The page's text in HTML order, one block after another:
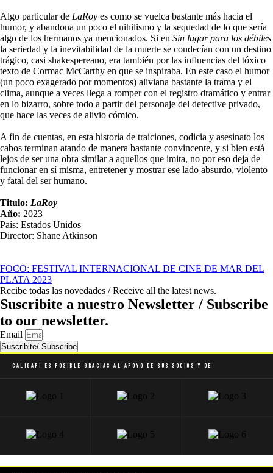
Algo particular de LaRoy es como se vuelca bastante más hacia el
humor, y abandona un poco el nihilismo y la sequedad de lo que sería
algo de los hermanos ya mencionados. Si en Sin lugar para los débiles
la seriedad y la inevitabilidad de la muerte se condecían con un destino
trágico, casi shakespereano, era también por las influencias del tóxico
texto de Cormac McCarthy en que se inspiraba. En este caso el humor
(un poco exagerado por momentos) aliviana bastante la trama y el
clima, aunque a veces llega a romper con el registro dramático y entrar
en lo bizarro, sobre todo a partir del personaje del detective privado,
que hace las veces de alivio cómico.
A fin de cuentas, en esta historia de traiciones, codicia y asesinato los
cabos terminan atando de manera bastante convincente, y si bien está
lejos de ser una obra similar a aquellos que imita, no por eso deja de
funcionar en sí misma, entretener y mostrar ese lado absurdo, violento
y fatal del ser humano.
Titulo: LaRoy
Año: 2023
País: Estados Unidos
Director: Shane Atkinson
FOCO: FESTIVAL INTERNACIONAL DE CINE DE MAR DEL
PLATA 2023
Recibe todas las novedades / Receive all the latest news.
Suscribite a nuestro Newsletter / Subscribe
to our newsletter.
Email
Suscribite/ Subscribe
Caligari es posible gracias al apoyo de sus socios y de